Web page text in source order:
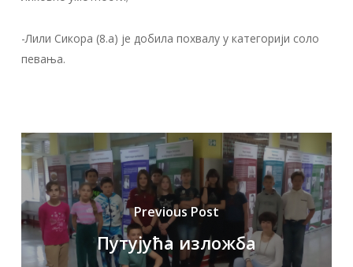
-Лили Сикора (8.а) је добила похвалу у категорији соло
певања.
Previous Post
Путујућа изложба